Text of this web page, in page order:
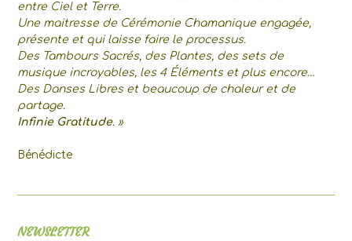
entre Ciel et Terre.
Une maitresse de Cérémonie Chamanique engagée,
présente et qui laisse faire le processus.
Des Tambours Sacrés, des Plantes, des sets de
musique incroyables, les 4 Éléments et plus encore…
Des Danses Libres et beaucoup de chaleur et de
partage.
Infinie Gratitude. »
Bénédicte
NEWSLETTER